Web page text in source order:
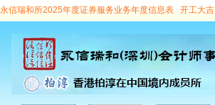
永信瑞和所2025年度证券服务业务年度信息表 开工大
向选择见面会”圆满举办 龙华区委常委、副区长王殿甲
信瑞和所党支部第7次荣获“先进基层党组织”称号
暨“七一”表彰、行业诚信建设汇报演出隆重举行